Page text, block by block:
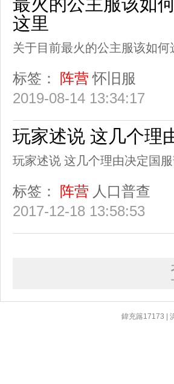
这里
关于目前最火的公主服该如
标签： 阵营 怀旧服
2019-08-14 13:34:17
玩家述说 这几个理
玩家述说 这几个理由决定国
标签： 阵营 人口普查
2017-12-18 13:58:53
鍏充簬17173 |